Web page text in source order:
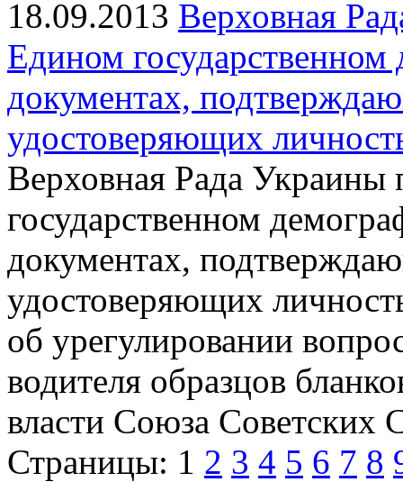
18.09.2013 Верховная
Едином государственном
документах,
удостоверяющих
Верховная Рада
государственном
документах,
удостоверяющих
об урегулировании
водителя образцов
власти Союза Советских
Страницы: 1 2 3 4 5 6 7 8